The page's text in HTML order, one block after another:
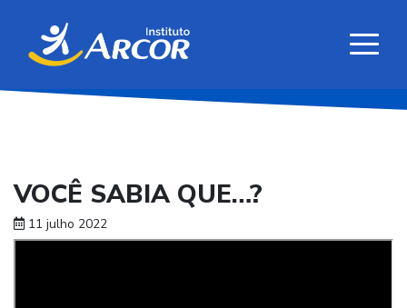
VOCÊ SABIA QUE…?
11 julho 2022